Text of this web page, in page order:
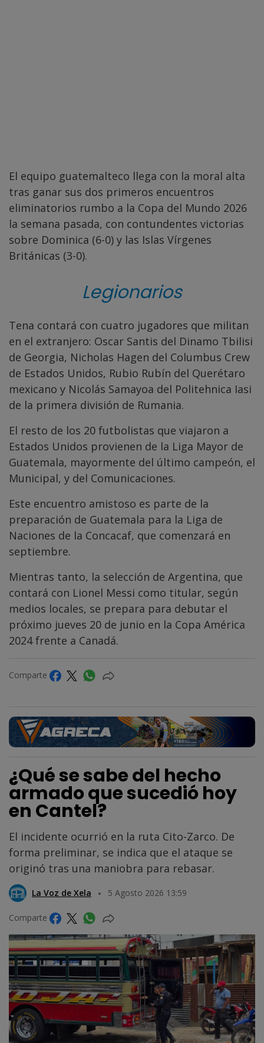
El equipo guatemalteco llega con la moral alta
tras ganar sus dos primeros encuentros
eliminatorios rumbo a la Copa del Mundo 2026
la semana pasada, con contundentes victorias
sobre Dominica (6-0) y las Islas Vírgenes
Británicas (3-0).
Legionarios
Tena contará con cuatro jugadores que militan
en el extranjero: Oscar Santis del Dinamo Tbilisi
de Georgia, Nicholas Hagen del Columbus Crew
de Estados Unidos, Rubio Rubín del Querétaro
mexicano y Nicolás Samayoa del Politehnica Iasi
de la primera división de Rumania.
El resto de los 20 futbolistas que viajaron a
Estados Unidos provienen de la Liga Mayor de
Guatemala, mayormente del último campeón, el
Municipal, y del Comunicaciones.
Este encuentro amistoso es parte de la
preparación de Guatemala para la Liga de
Naciones de la Concacaf, que comenzará en
septiembre.
Mientras tanto, la selección de Argentina, que
contará con Lionel Messi como titular, según
medios locales, se prepara para debutar el
próximo jueves 20 de junio en la Copa América
2024 frente a Canadá.
Comparte
¿Qué se sabe del hecho
armado que sucedió hoy
en Cantel?
El incidente ocurrió en la ruta Cito-Zarco. De
forma preliminar, se indica que el ataque se
originó tras una maniobra para rebasar.
La Voz de Xela 5 Agosto 2026 13:59
Comparte